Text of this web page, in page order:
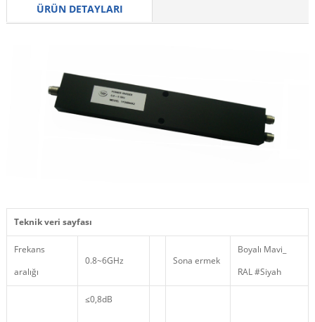
ÜRÜN DETAYLARI
Teknik veri sayfası
Frekans
aralığı
0.8~6GHz Sona ermek
Boyalı Mavi_
RAL #Siyah
≤0,8dB